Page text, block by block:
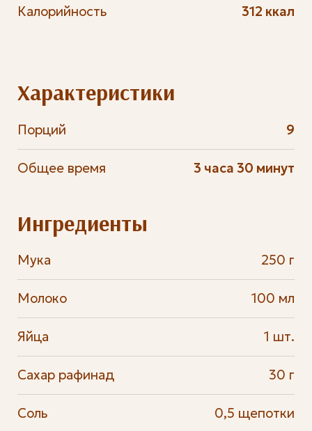
Калорийность 312 ккал
Характеристики
Порций 9
Общее время 3 часа 30 минут
Ингредиенты
Мука 250 г
Молоко 100 мл
Яйца 1 шт.
Сахар рафинад 30 г
Соль 0,5 щепотки